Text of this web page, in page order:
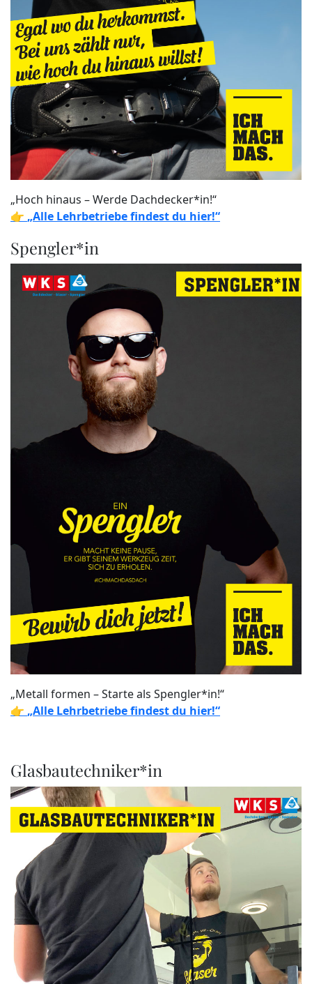
„Hoch hinaus – Werde Dachdecker*in!“
👉 „Alle Lehrbetriebe findest du hier!“
Spengler*in
„Metall formen – Starte als Spengler*in!“
👉 „Alle Lehrbetriebe findest du hier!“
Glasbautechniker*in